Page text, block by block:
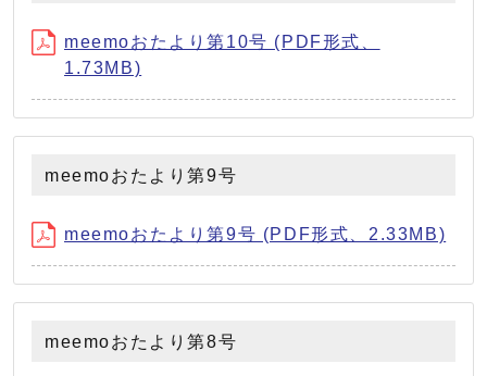
meemoおたより第10号 (PDF形式、
1.73MB)
meemoおたより第9号
meemoおたより第9号 (PDF形式、2.33MB)
meemoおたより第8号